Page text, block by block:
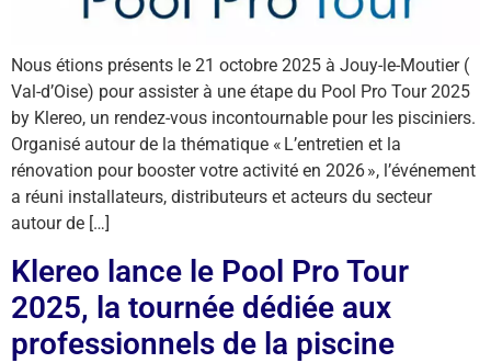
Nous étions présents le 21 octobre 2025 à Jouy-le-Moutier (
Val-d’Oise) pour assister à une étape du Pool Pro Tour 2025
by Klereo, un rendez-vous incontournable pour les pisciniers.
Organisé autour de la thématique « L’entretien et la
rénovation pour booster votre activité en 2026 », l’événement
a réuni installateurs, distributeurs et acteurs du secteur
autour de […]
Klereo lance le Pool Pro Tour
2025, la tournée dédiée aux
professionnels de la piscine